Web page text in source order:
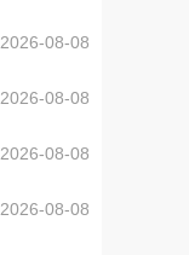
2026-08-08
2026-08-08
2026-08-08
2026-08-08